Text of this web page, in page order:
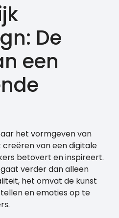
De
een
het vormgeven van
van een digitale
betovert en inspireert.
verder dan alleen
het omvat de kunst
en emoties op te